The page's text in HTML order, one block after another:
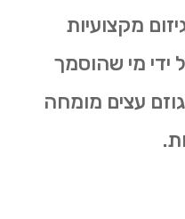
מקצועיות
ידי מי שהוסמך
עצים מומחה